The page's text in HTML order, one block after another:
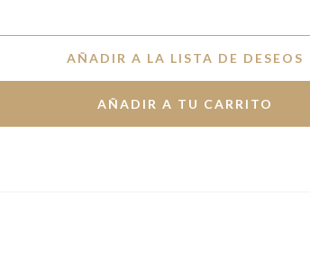
AÑADIR A LA LISTA DE DESEOS